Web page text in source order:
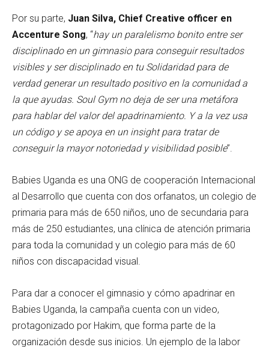
Por su parte, Juan Silva, Chief Creative officer en
Accenture Song, “hay un paralelismo bonito entre ser
disciplinado en un gimnasio para conseguir resultados
visibles y ser disciplinado en tu Solidaridad para de
verdad generar un resultado positivo en la comunidad a
la que ayudas. Soul Gym no deja de ser una metáfora
para hablar del valor del apadrinamiento. Y a la vez usa
un código y se apoya en un insight para tratar de
conseguir la mayor notoriedad y visibilidad posible”.
Babies Uganda es una ONG de cooperación Internacional
al Desarrollo que cuenta con dos orfanatos, un colegio de
primaria para más de 650 niños, uno de secundaria para
más de 250 estudiantes, una clínica de atención primaria
para toda la comunidad y un colegio para más de 60
niños con discapacidad visual.
Para dar a conocer el gimnasio y cómo apadrinar en
Babies Uganda, la campaña cuenta con un video,
protagonizado por Hakim, que forma parte de la
organización desde sus inicios. Un ejemplo de la labor